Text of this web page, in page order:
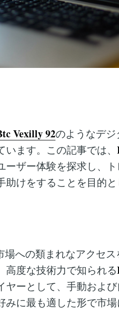
Vexilly 92のようなデジ
ます。この記事では、
ザー体験を探求し、
けをすることを目的と
場への類まれなアクセ
高度な技術力で知られる
ヤーとして、手動およ
に最も適した形で市